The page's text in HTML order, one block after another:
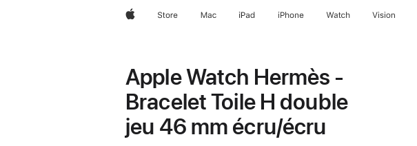
AppleStore Mac iPad iPhone Watch Vision
Apple Watch Hermès -
Bracelet Toile H double
jeu 46 mm écru/écru